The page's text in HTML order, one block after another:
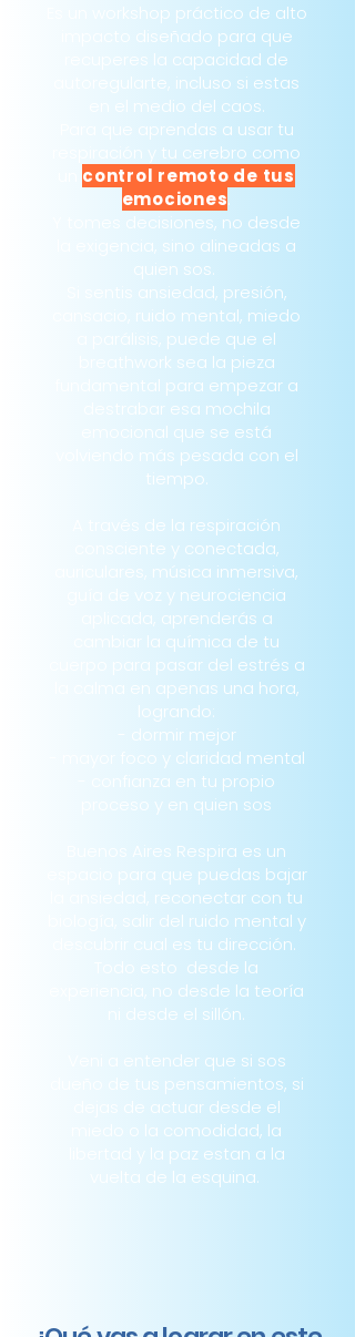
Es un workshop práctico de alto
impacto diseñado para que
recuperes la capacidad de
autoregularte, incluso si estas
en el medio del caos.
Para que aprendas a usar tu
respiración y tu cerebro como
control remoto de tus
emociones.
Y tomes decisiones, no desde
la exigencia, sino alineadas a
quien sos.
Si sentis ansiedad, presión,
cansacio, ruido mental, miedo
a parálisis, puede que el
breathwork sea la pieza
fundamental para empezar a
destrabar esa mochila
emocional que se está
volviendo más pesada con el
tiempo.
A través de la respiración
consciente y conectada,
auriculares, música inmersiva,
guía de voz y neurociencia
aplicada, aprenderás a
cambiar la química de tu
cuerpo para pasar del estrés a
la calma en apenas una hora,
logrando:
- dormir mejor
- mayor foco y claridad mental
- confianza en tu propio
proceso y en quien sos
Buenos Aires Respira es un
espacio para que puedas bajar
la ansiedad, reconectar con tu
biología, salir del ruido mental y
descubrir cual es tu dirección.
Todo esto desde la
experiencia, no desde la teoría
ni desde el sillón.
Veni a entender que si sos
dueño de tus pensamientos, si
dejas de actuar desde el
miedo o la comodidad, la
libertad y la paz estan a la
vuelta de la esquina.